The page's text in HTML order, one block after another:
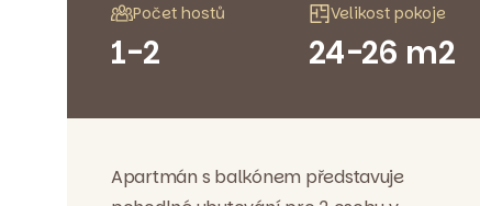
Počet hostů
1-2
Velikost pokoje
24-26 m2
Apartmán s balkónem představuje